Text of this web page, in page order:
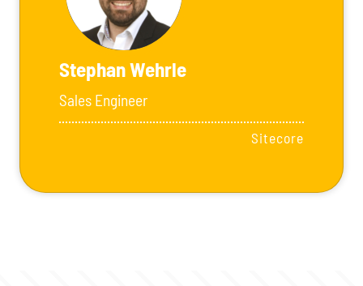
Stephan Wehrle
Sales Engineer
Sitecore